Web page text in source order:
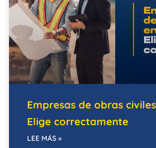
Empresas de obras
Elige correctamente
LEE MÁS »